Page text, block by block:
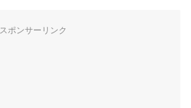
スポンサーリンク